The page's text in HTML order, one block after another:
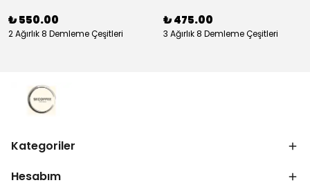
₺ 550.00
2 Ağırlık 8 Demleme Çeşitleri
₺ 475.00
3 Ağırlık 8 Demleme Çeşitleri
Kategoriler
Hesabım